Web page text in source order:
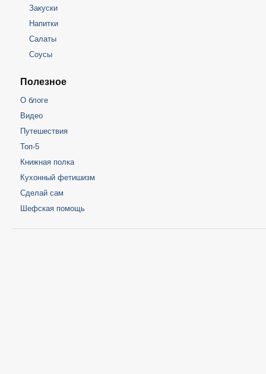
Закуски
Напитки
Салаты
Соусы
Полезное
О блоге
Видео
Путешествия
Топ-5
Книжная полка
Кухонный фетишизм
Сделай сам
Шефская помощь